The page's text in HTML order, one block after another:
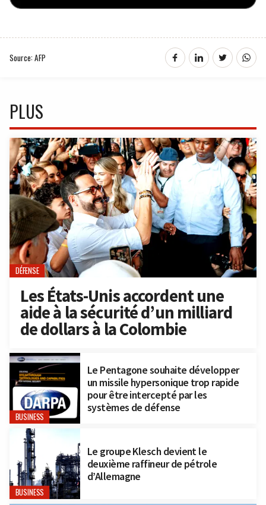
Source: AFP
PLUS
DÉFENSE
Les États-Unis accordent une
aide à la sécurité d’un milliard
de dollars à la Colombie
BUSINESS
Le Pentagone souhaite développer
un missile hypersonique trop rapide
pour être intercepté par les
systèmes de défense
BUSINESS
Le groupe Klesch devient le
deuxième raffineur de pétrole
d’Allemagne